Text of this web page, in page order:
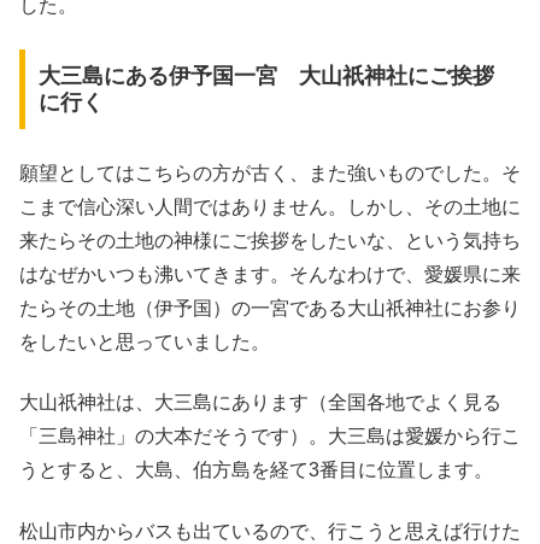
した。
大三島にある伊予国一宮 大山祇神社にご挨拶
に行く
願望としてはこちらの方が古く、また強いものでした。そ
こまで信心深い人間ではありません。しかし、その土地に
来たらその土地の神様にご挨拶をしたいな、という気持ち
はなぜかいつも沸いてきます。そんなわけで、愛媛県に来
たらその土地（伊予国）の一宮である大山祇神社にお参り
をしたいと思っていました。
大山祇神社は、大三島にあります（全国各地でよく見る
「三島神社」の大本だそうです）。大三島は愛媛から行こ
うとすると、大島、伯方島を経て3番目に位置します。
松山市内からバスも出ているので、行こうと思えば行けた